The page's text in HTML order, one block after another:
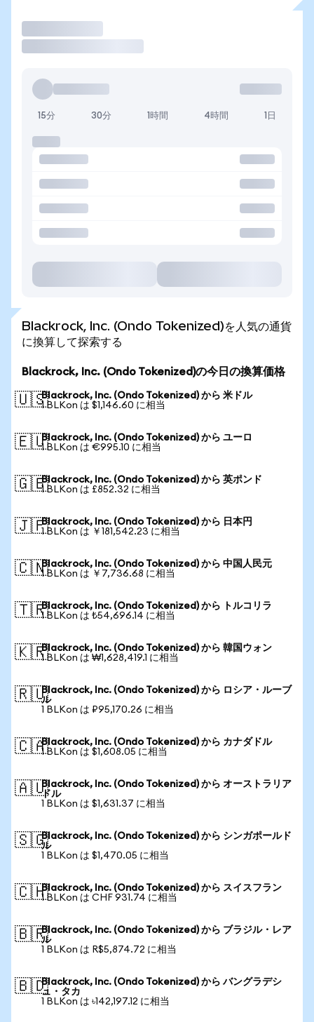
15分 30分 1時間 4時間 1日
Blackrock, Inc. (Ondo Tokenized)を人気の通貨
に換算して探索する
Blackrock, Inc. (Ondo Tokenized)の今日の換算価格
🇺🇸Blackrock, Inc. (Ondo Tokenized) から 米ドル
1 BLKon は $1,146.60 に相当
🇪🇺Blackrock, Inc. (Ondo Tokenized) から ユーロ
1 BLKon は €995.10 に相当
🇬🇧Blackrock, Inc. (Ondo Tokenized) から 英ポンド
1 BLKon は £852.32 に相当
🇯🇵Blackrock, Inc. (Ondo Tokenized) から 日本円
1 BLKon は ￥181,542.23 に相当
🇨🇳Blackrock, Inc. (Ondo Tokenized) から 中国人民元
1 BLKon は ￥7,736.68 に相当
🇹🇷Blackrock, Inc. (Ondo Tokenized) から トルコリラ
1 BLKon は ₺54,696.14 に相当
🇰🇷Blackrock, Inc. (Ondo Tokenized) から 韓国ウォン
1 BLKon は ₩1,628,419.1 に相当
🇷🇺Blackrock, Inc. (Ondo Tokenized) から ロシア・ルーブ
ル
1 BLKon は ₽95,170.26 に相当
🇨🇦Blackrock, Inc. (Ondo Tokenized) から カナダドル
1 BLKon は $1,608.05 に相当
🇦🇺Blackrock, Inc. (Ondo Tokenized) から オーストラリア
ドル
1 BLKon は $1,631.37 に相当
🇸🇬Blackrock, Inc. (Ondo Tokenized) から シンガポールド
ル
1 BLKon は $1,470.05 に相当
🇨🇭Blackrock, Inc. (Ondo Tokenized) から スイスフラン
1 BLKon は CHF 931.74 に相当
🇧🇷Blackrock, Inc. (Ondo Tokenized) から ブラジル・レア
ル
1 BLKon は R$5,874.72 に相当
🇧🇩Blackrock, Inc. (Ondo Tokenized) から バングラデシ
ュ・タカ
1 BLKon は ৳142,197.12 に相当